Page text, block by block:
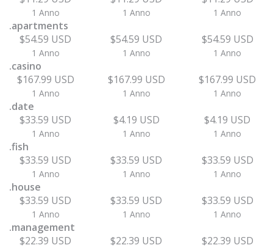
1 Anno 1 Anno 1 Anno
.apartments
$54.59 USD
1 Anno
$54.59 USD
1 Anno
$54.59 USD
1 Anno
.casino
$167.99 USD
1 Anno
$167.99 USD
1 Anno
$167.99 USD
1 Anno
.date
$33.59 USD
1 Anno
$4.19 USD
1 Anno
$4.19 USD
1 Anno
.fish
$33.59 USD
1 Anno
$33.59 USD
1 Anno
$33.59 USD
1 Anno
.house
$33.59 USD
1 Anno
$33.59 USD
1 Anno
$33.59 USD
1 Anno
.management
$22.39 USD
$22.39 USD $22.39 USD